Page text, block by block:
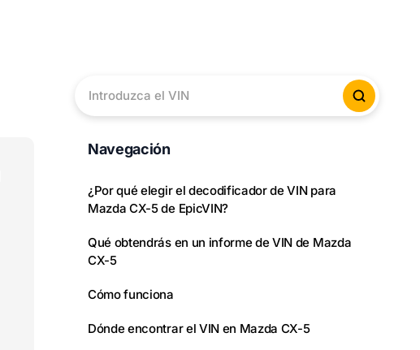
Introduzca el VIN Verificar
Navegación
¿Por qué elegir el decodificador de VIN para
Mazda CX-5 de EpicVIN?
Qué obtendrás en un informe de VIN de Mazda
CX-5
Cómo funciona
Dónde encontrar el VIN en Mazda CX-5